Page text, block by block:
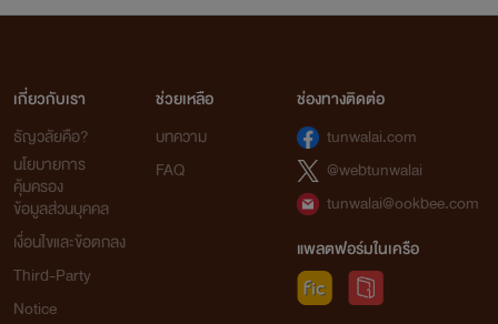
เกี่ยวกับเรา
ธัญวลัยคือ?
นโยบายการ
คุ้มครอง
ข้อมูลส่วนบุคคล
เงื่อนไขและข้อตกลง
Third-Party
Notice
ช่วยเหลือ
บทความ
FAQ
ช่องทางติดต่อ
tunwalai.com
@webtunwalai
tunwalai@ookbee.com
แพลตฟอร์มในเครือ